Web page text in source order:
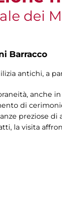
dei
Barracco
antichi, a
anche
di
preziose
la visita